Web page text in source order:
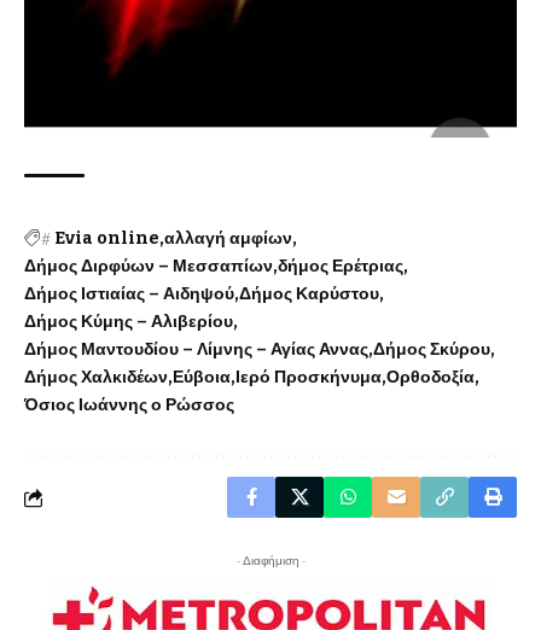
# Evia online αλλαγή αμφίων
Δήμος Διρφύων – Μεσσαπίων δήμος Ερέτριας
Δήμος Ιστιαίας – Αιδηψού Δήμος Καρύστου
Δήμος Κύμης – Αλιβερίου
Δήμος Μαντουδίου – Λίμνης – Αγίας Αννας Δήμος Σκύρου
Δήμος Χαλκιδέων Εύβοια Ιερό Προσκήνυμα Ορθοδοξία
Όσιος Ιωάννης ο Ρώσσος
- Διαφήμιση -